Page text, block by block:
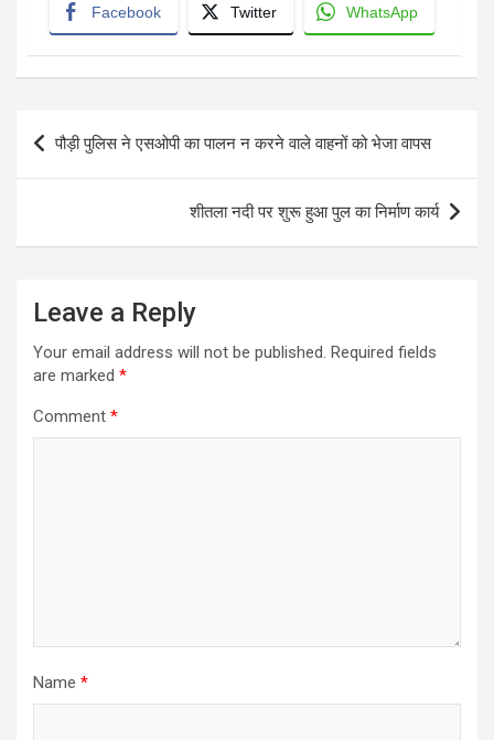
Facebook Twitter WhatsApp
Post
navigation
पौड़ी पुलिस ने एसओपी का पालन न करने वाले वाहनों को भेजा वापस
शीतला नदी पर शुरू हुआ पुल का निर्माण कार्य
Leave a Reply
Your email address will not be published. Required fields
are marked *
Comment *
Name *